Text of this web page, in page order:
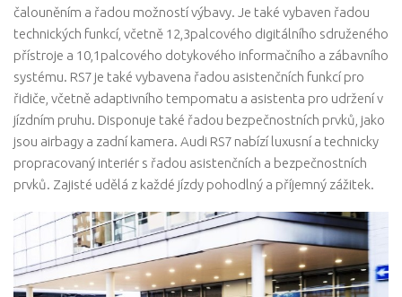
čalouněním a řadou možností výbavy. Je také vybaven řadou
technických funkcí, včetně 12,3palcového digitálního sdruženého
přístroje a 10,1palcového dotykového informačního a zábavního
systému. RS7 je také vybavena řadou asistenčních funkcí pro
řidiče, včetně adaptivního tempomatu a asistenta pro udržení v
jízdním pruhu. Disponuje také řadou bezpečnostních prvků, jako
jsou airbagy a zadní kamera. Audi RS7 nabízí luxusní a technicky
propracovaný interiér s řadou asistenčních a bezpečnostních
prvků. Zajisté udělá z každé jízdy pohodlný a příjemný zážitek.